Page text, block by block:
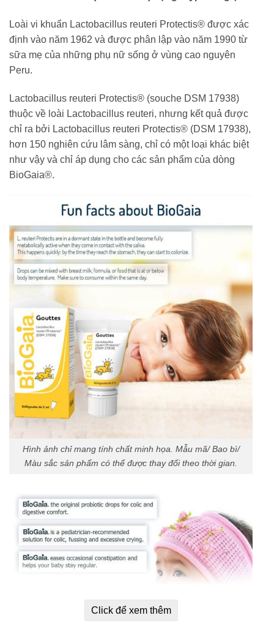
Loài vi khuẩn Lactobacillus reuteri Protectis® được xác
định vào năm 1962 và được phân lập vào năm 1990 từ
sữa mẹ của những phụ nữ sống ở vùng cao nguyên
Peru.
Lactobacillus reuteri Protectis® (souche DSM 17938)
thuộc về loài Lactobacillus reuteri, nhưng kết quả được
chỉ ra bởi Lactobacillus reuteri Protectis® (DSM 17938),
hơn 150 nghiên cứu lâm sàng, chỉ có một loại khác biệt
như vậy và chỉ áp dụng cho các sản phẩm của dòng
BioGaia®.
Hình ảnh chỉ mang tính chất minh họa. Mẫu mã/ Bao bì/
Màu sắc sản phẩm có thể được thay đổi theo thời gian.
Click để xem thêm